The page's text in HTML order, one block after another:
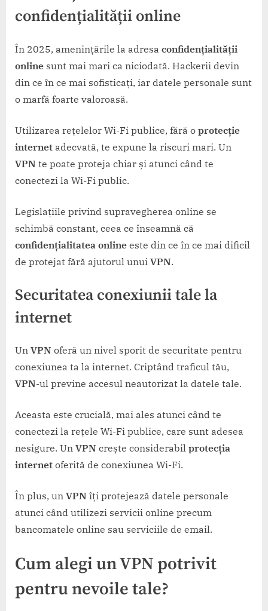
confidențialității online
În 2025, amenințările la adresa confidențialității
online sunt mai mari ca niciodată. Hackerii devin
din ce în ce mai sofisticați, iar datele personale sunt
o marfă foarte valoroasă.
Utilizarea rețelelor Wi-Fi publice, fără o protecție
internet adecvată, te expune la riscuri mari. Un
VPN te poate proteja chiar și atunci când te
conectezi la Wi-Fi public.
Legislațiile privind supravegherea online se
schimbă constant, ceea ce înseamnă că
confidențialitatea online este din ce în ce mai dificil
de protejat fără ajutorul unui VPN.
Securitatea conexiunii tale la
internet
Un VPN oferă un nivel sporit de securitate pentru
conexiunea ta la internet. Criptând traficul tău,
VPN-ul previne accesul neautorizat la datele tale.
Aceasta este crucială, mai ales atunci când te
conectezi la rețele Wi-Fi publice, care sunt adesea
nesigure. Un VPN crește considerabil protecția
internet oferită de conexiunea Wi-Fi.
În plus, un VPN îți protejează datele personale
atunci când utilizezi servicii online precum
bancomatele online sau serviciile de email.
Cum alegi un VPN potrivit
pentru nevoile tale?